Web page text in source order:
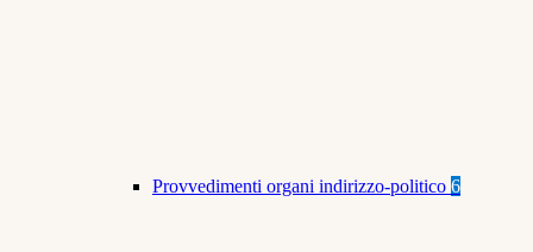
Provvedimenti organi indirizzo-politico 6